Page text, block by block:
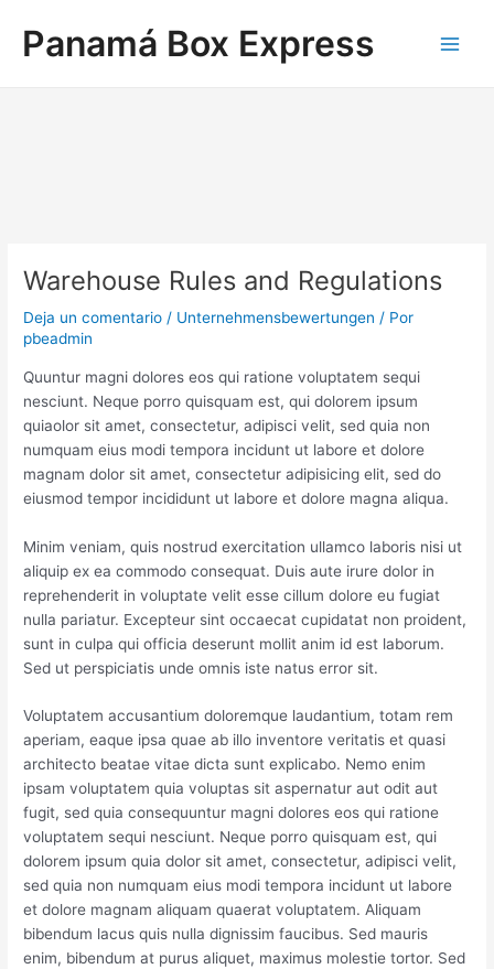
contenido
Panamá Box Express
Warehouse Rules and Regulations
Deja un comentario / Unternehmensbewertungen / Por
pbeadmin
Quuntur magni dolores eos qui ratione voluptatem sequi
nesciunt. Neque porro quisquam est, qui dolorem ipsum
quiaolor sit amet, consectetur, adipisci velit, sed quia non
numquam eius modi tempora incidunt ut labore et dolore
magnam dolor sit amet, consectetur adipisicing elit, sed do
eiusmod tempor incididunt ut labore et dolore magna aliqua.
Minim veniam, quis nostrud exercitation ullamco laboris nisi ut
aliquip ex ea commodo consequat. Duis aute irure dolor in
reprehenderit in voluptate velit esse cillum dolore eu fugiat
nulla pariatur. Excepteur sint occaecat cupidatat non proident,
sunt in culpa qui officia deserunt mollit anim id est laborum.
Sed ut perspiciatis unde omnis iste natus error sit.
Voluptatem accusantium doloremque laudantium, totam rem
aperiam, eaque ipsa quae ab illo inventore veritatis et quasi
architecto beatae vitae dicta sunt explicabo. Nemo enim
ipsam voluptatem quia voluptas sit aspernatur aut odit aut
fugit, sed quia consequuntur magni dolores eos qui ratione
voluptatem sequi nesciunt. Neque porro quisquam est, qui
dolorem ipsum quia dolor sit amet, consectetur, adipisci velit,
sed quia non numquam eius modi tempora incidunt ut labore
et dolore magnam aliquam quaerat voluptatem. Aliquam
bibendum lacus quis nulla dignissim faucibus. Sed mauris
enim, bibendum at purus aliquet, maximus molestie tortor. Sed
de
entradas